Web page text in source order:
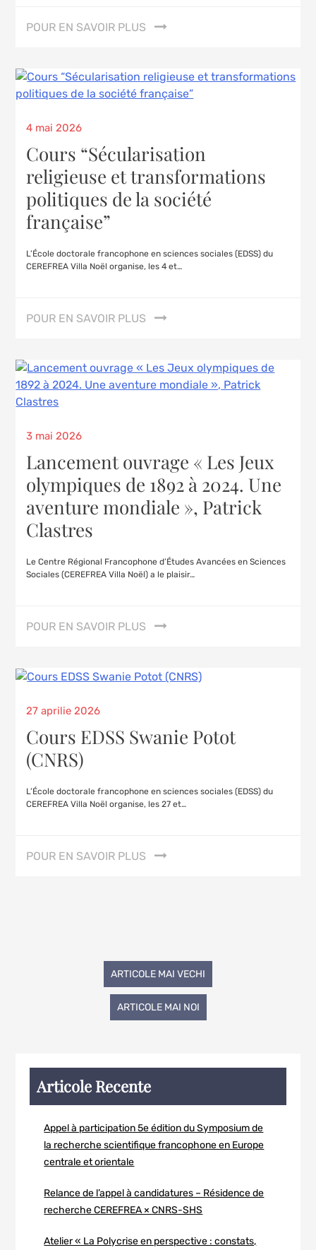
POUR EN SAVOIR PLUS
4 mai 2026
Cours “Sécularisation
religieuse et transformations
politiques de la société
française”
L’École doctorale francophone en sciences sociales (EDSS) du
CEREFREA Villa Noël organise, les 4 et…
POUR EN SAVOIR PLUS
3 mai 2026
Lancement ouvrage « Les Jeux
olympiques de 1892 à 2024. Une
aventure mondiale », Patrick
Clastres
Le Centre Régional Francophone d’Études Avancées en Sciences
Sociales (CEREFREA Villa Noël) a le plaisir…
POUR EN SAVOIR PLUS
27 aprilie 2026
Cours EDSS Swanie Potot
(CNRS)
L’École doctorale francophone en sciences sociales (EDSS) du
CEREFREA Villa Noël organise, les 27 et…
POUR EN SAVOIR PLUS
ARTICOLE MAI VECHI
ARTICOLE MAI NOI
Articole Recente
Appel à participation 5e édition du Symposium de
la recherche scientifique francophone en Europe
centrale et orientale
Relance de l’appel à candidatures – Résidence de
recherche CEREFREA × CNRS-SHS
Atelier « La Polycrise en perspective : constats,